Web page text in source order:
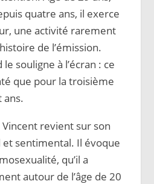
quatre ans, il exerce
une activité rarement
de l’émission.
souligne à l’écran : ce
que pour la troisième
ans.
revient sur son
sentimental. Il évoque
qu’il a
autour de l’âge de 20